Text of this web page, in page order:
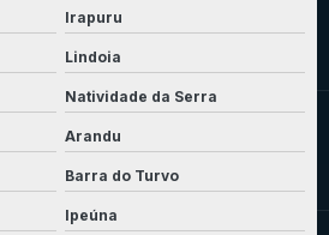
Irapuru
Lindoia
Natividade da Serra
Arandu
Barra do Turvo
Ipeúna